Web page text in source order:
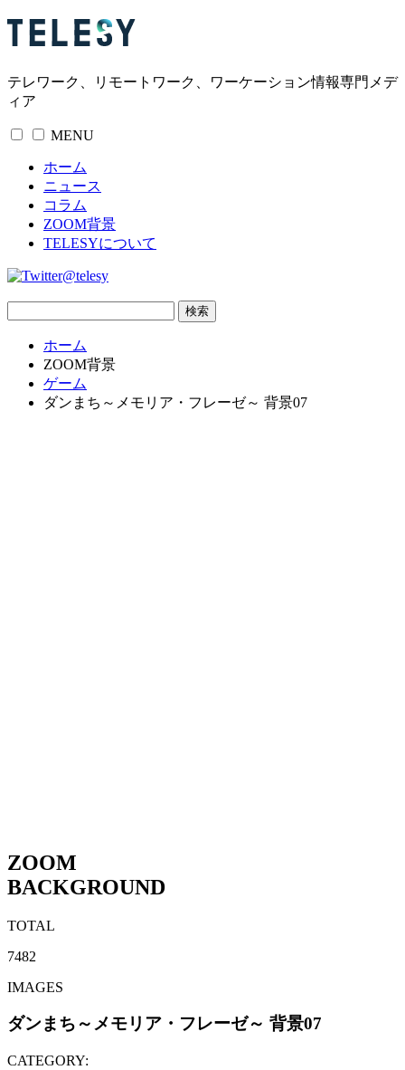
テレワーク、リモートワーク、ワーケーション情報専門メデ
ィア
MENU
ホーム
ニュース
コラム
ZOOM背景
TELESYについて
@telesy
ホーム
ZOOM背景
ゲーム
ダンまち～メモリア・フレーゼ～ 背景07
ZOOM
BACKGROUND
TOTAL
7482
IMAGES
ダンまち～メモリア・フレーゼ～ 背景07
CATEGORY: